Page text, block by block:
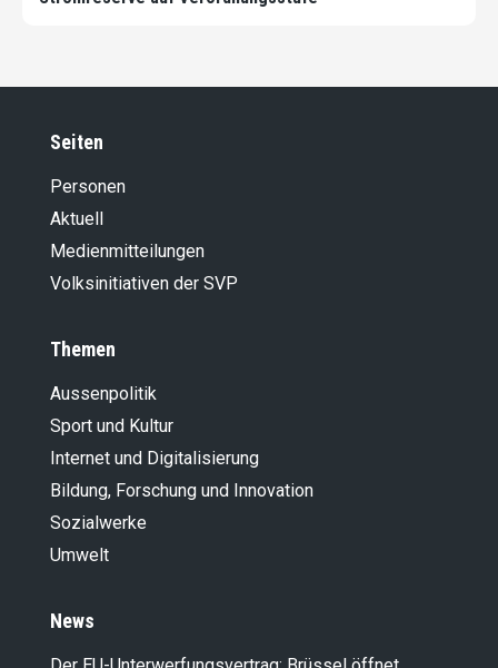
Seiten
Personen
Aktuell
Medienmitteilungen
Volksinitiativen der SVP
Themen
Aussenpolitik
Sport und Kultur
Internet und Digitalisierung
Bildung, Forschung und Innovation
Sozialwerke
Umwelt
News